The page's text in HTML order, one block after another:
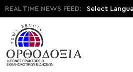
REAL TIME NEWS FEED: Select